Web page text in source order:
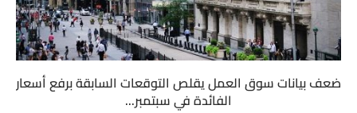
ضعف بيانات سوق العمل يقلص التوقعات السابقة برفع أسعار
الفائدة في سبتمبر...